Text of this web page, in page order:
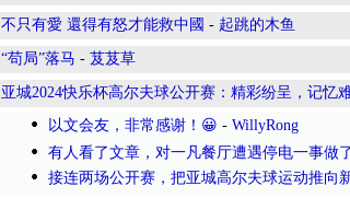
不只有愛 還得有怒才能救中國 - 起跳的木鱼
“苟局”落马 - 芨芨草
亚城2024快乐杯高尔夫球公开赛：精彩纷呈，记忆
以文会友，非常感谢！😀 - WillyRong
有人看了文章，对一凡餐厅遭遇停电一事做
接连两场公开赛，把亚城高尔夫球运动推向